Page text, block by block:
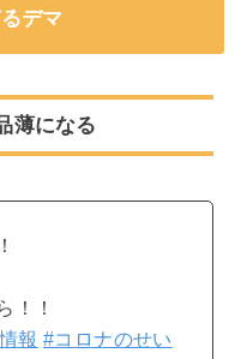
デマ
薄になる
！！
報 #コロナのせい